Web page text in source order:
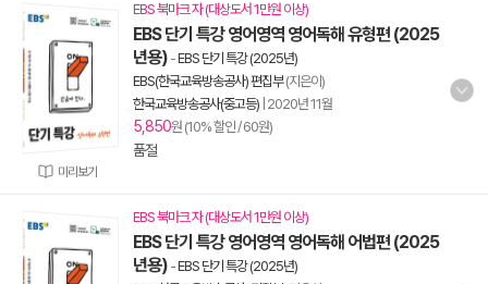
미리보기
EBS 북마크 자 (대상도서 1만원 이상)
EBS 단기 특강 영어영역 영어독해 유형편 (2025
년용) -EBS 단기 특강 (2025년)
EBS(한국교육방송공사) 편집부(지은이)
한국교육방송공사(중고등) 2020년 11월
5,850원 (10% 할인 / 60원)
품절
EBS 북마크 자 (대상도서 1만원 이상)
EBS 단기 특강 영어영역 영어독해 어법편 (2025
년용) -EBS 단기 특강 (2025년)